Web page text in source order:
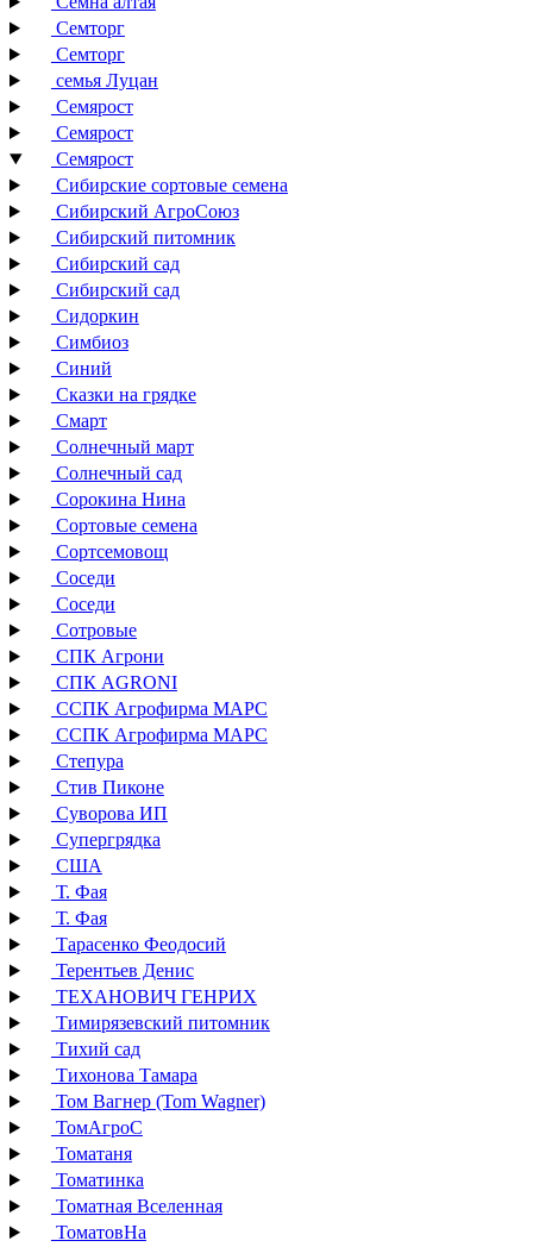
Семторг
Семторг
семья Луцан
Семярост
Семярост
Семярост
Сибирские сортовые семена
Сибирский АгроСоюз
Сибирский питомник
Сибирский сад
Сибирский сад
Сидоркин
Симбиоз
Синий
Сказки на грядке
Смарт
Солнечный март
Солнечный сад
Сорокина Нина
Сортовые семена
Сортсемовощ
Соседи
Соседи
Сотровые
СПК Агрони
СПК AGRONI
ССПК Агрофирма МАРС
ССПК Агрофирма МАРС
Степура
Стив Пиконе
Суворова ИП
Супергрядка
США
Т. Фая
Т. Фая
Тарасенко Феодосий
Терентьев Денис
ТЕХАНОВИЧ ГЕНРИХ
Тимирязевский питомник
Тихий сад
Тихонова Тамара
Том Вагнер (Tom Wagner)
ТомАгроС
Томатаня
Томатинка
Томатная Вселенная
ТоматовНа